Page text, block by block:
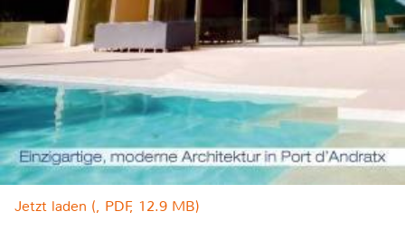
Jetzt laden (, PDF, 12.9 MB)